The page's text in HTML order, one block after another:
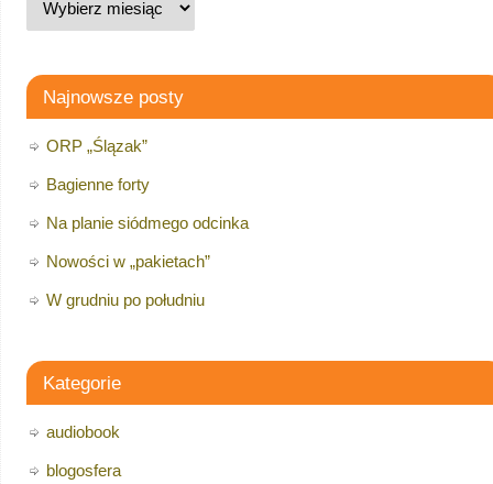
Najnowsze posty
ORP „Ślązak”
Bagienne forty
Na planie siódmego odcinka
Nowości w „pakietach”
W grudniu po południu
Kategorie
audiobook
blogosfera